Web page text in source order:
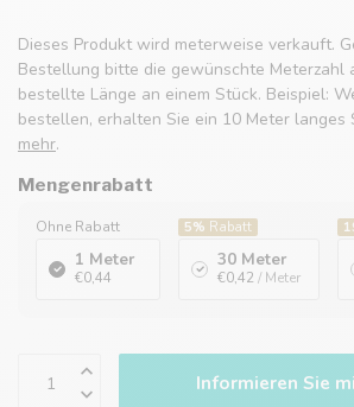
Dieses Produkt wird meterweise verkauft.
Bestellung bitte die gewünschte Meterzahl
bestellte Länge an einem Stück. Beispiel:
bestellen, erhalten Sie ein 10 Meter langes
mehr.
Mengenrabatt
Ohne Rabatt
1 Meter
€0,44
5% Rabatt
30 Meter
€0,42 / Meter
Informieren Sie